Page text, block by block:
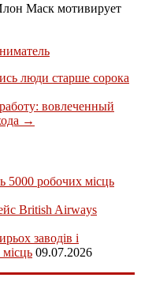
Маск мотивирует
люди старше сорока
вовлеченный
→
5000 робочих місць
British Airways
заводів і
09.07.2026